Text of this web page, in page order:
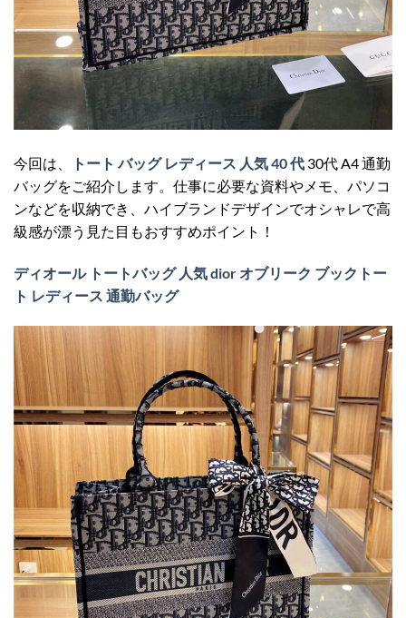
今回は、 トート バッグ レディース 人気 40 代 30代 A4 通勤
バッグをご紹介します。仕事に必要な資料やメモ、パソコ
ンなどを収納でき、ハイブランドデザインでオシャレで高
級感が漂う見た目もおすすめポイント！
ディオール トートバッグ 人気 dior オブリーク ブックトー
ト レディース 通勤バッグ